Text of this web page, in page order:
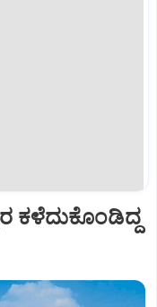
ಕಳೆದುಕೊಂಡಿದ್ದ